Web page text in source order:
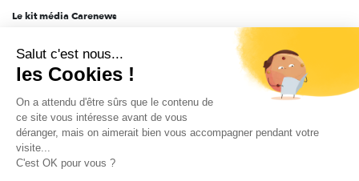
Le kit média Carenews
AEF info
Novethic
PRODURABLE
Inclusiv Day
Salut c'est nous...
les Cookies !
On a attendu d'être sûrs que le contenu de
ce site vous intéresse avant de vous
déranger, mais on aimerait bien vous accompagner pendant votre
visite...
C'est OK pour vous ?